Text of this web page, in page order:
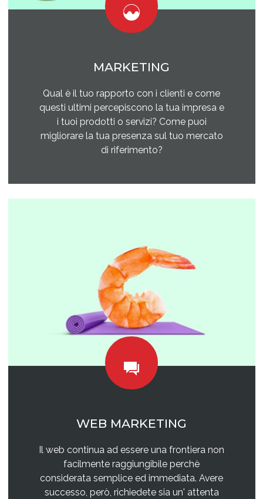
MARKETING
Qual è il tuo rapporto con i clienti e come
questi ultimi percepiscono la tua impresa e
i tuoi prodotti o servizi? Come puoi
migliorare la tua presenza sul tuo mercato
di riferimento?
WEB MARKETING
Il web continua ad essere una frontiera non
facilmente raggiungibile perchè
considerata semplice ed immediata. Avere
successo, però, richiedete sia un' attenta